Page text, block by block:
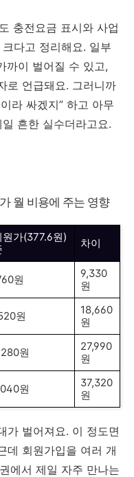
충전요금 표시와 사업
다고 정리해요. 일부
까이 벌어질 수 있고,
로 언급돼요. 그러니까
라 싸겠지” 하고 아무
흔한 실수더라고요.
월 비용에 주는 영향
원가(377.6원)
차이
원
9,330
원
원
18,660
원
원
27,990
원
원
37,320
원
가 벌어져요. 이 정도면
데 회원가입을 여러 개
에서 제일 자주 만나는